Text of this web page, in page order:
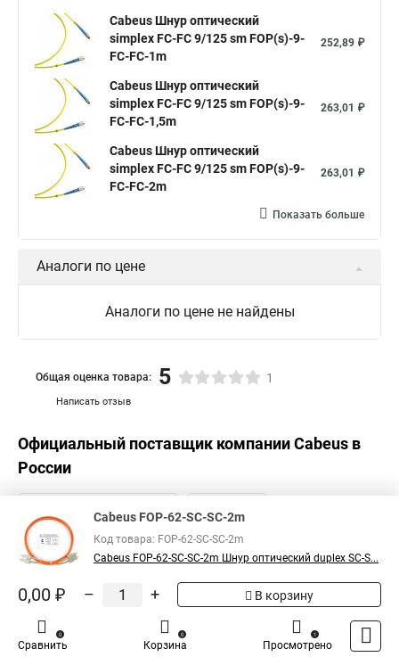
Cabeus Шнур оптический
simplex FC-FC 9/125 sm FOP(s)-9-
FC-FC-1m
252,89 ₽
Cabeus Шнур оптический
simplex FC-FC 9/125 sm FOP(s)-9-
FC-FC-1,5m
263,01 ₽
Cabeus Шнур оптический
simplex FC-FC 9/125 sm FOP(s)-9-
FC-FC-2m
263,01 ₽
Показать больше
Аналоги по цене
Аналоги по цене не найдены
Написать отзыв
Общая оценка товара: 5 1
Официальный поставщик компанииCabeus в
России
Cabeus FOP-62-SC-SC-2m
Код товара: FOP-62-SC-SC-2m
Cabeus FOP-62-SC-SC-2m Шнур оптический duplex SC-S...
0,00 ₽ – + В корзину
Сравнить
0
Корзина
0
Просмотрено
1